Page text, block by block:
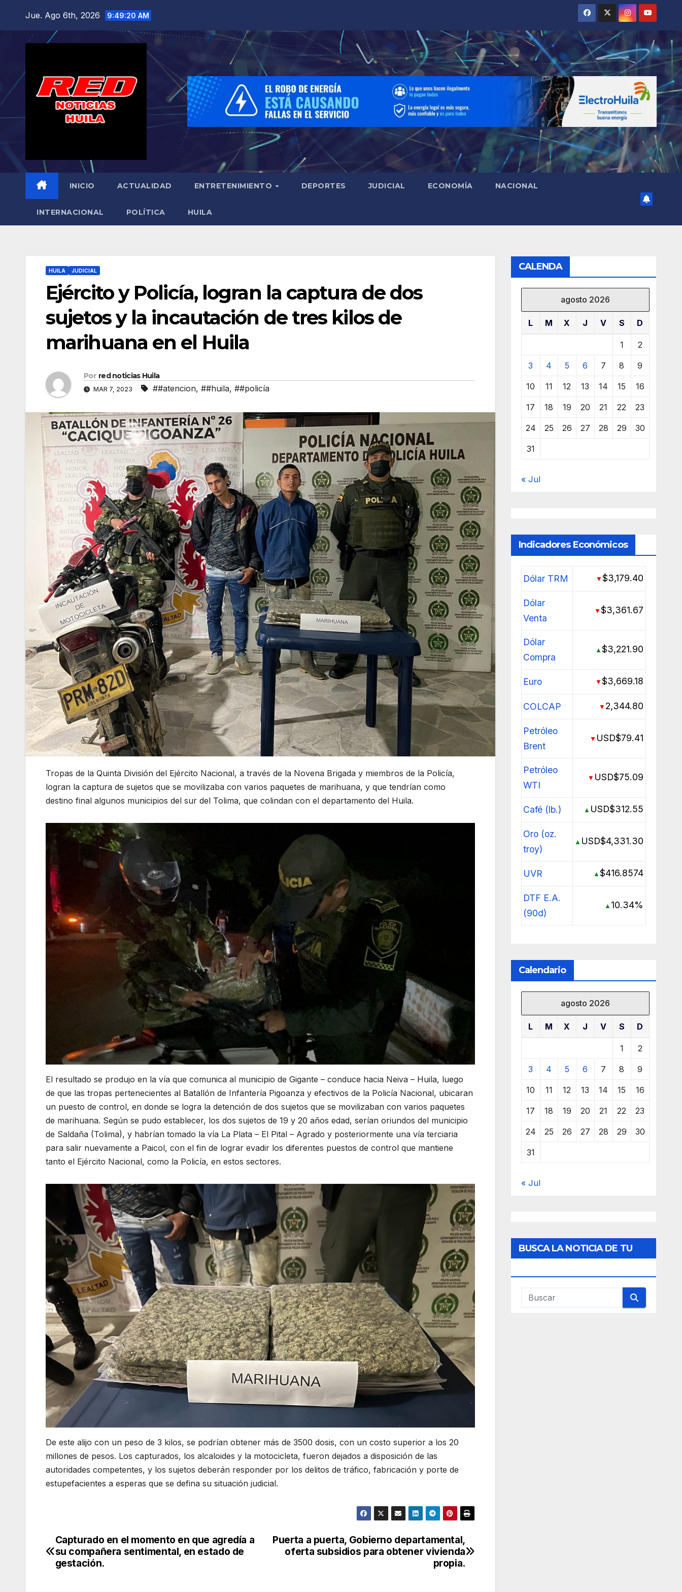
contenido
Jue. Ago 6th, 2026 9:49:22 AM
INICIO ACTUALIDAD ENTRETENIMIENTO DEPORTES JUDICIAL ECONOMÍA NACIONAL
INTERNACIONAL POLÍTICA HUILA
HUILA JUDICIAL
Ejército y Policía, logran la captura de dos
sujetos y la incautación de tres kilos de
marihuana en el Huila
Por red noticias Huila
MAR 7, 2023 ##atencion, ##huila, ##policía
Tropas de la Quinta División del Ejército Nacional, a través de la Novena Brigada y miembros de la Policía,
logran la captura de sujetos que se movilizaba con varios paquetes de marihuana, y que tendrían como
destino final algunos municipios del sur del Tolima, que colindan con el departamento del Huila.
El resultado se produjo en la vía que comunica al municipio de Gigante – conduce hacia Neiva – Huila, luego
de que las tropas pertenecientes al Batallón de Infantería Pigoanza y efectivos de la Policía Nacional, ubicaran
un puesto de control, en donde se logra la detención de dos sujetos que se movilizaban con varios paquetes
de marihuana. Según se pudo establecer, los dos sujetos de 19 y 20 años edad, serían oriundos del municipio
de Saldaña (Tolima), y habrían tomado la vía La Plata – El Pital – Agrado y posteriormente una vía terciaria
para salir nuevamente a Paicol, con el fin de lograr evadir los diferentes puestos de control que mantiene
tanto el Ejército Nacional, como la Policía, en estos sectores.
De este alijo con un peso de 3 kilos, se podrían obtener más de 3500 dosis, con un costo superior a los 20
millones de pesos. Los capturados, los alcaloides y la motocicleta, fueron dejados a disposición de las
autoridades competentes, y los sujetos deberán responder por los delitos de tráfico, fabricación y porte de
estupefacientes a esperas que se defina su situación judicial.
Navegación
de
Puerta a puerta, Gobierno departamental,
oferta subsidios para obtener vivienda
propia.
Capturado en el momento en que agredía a
su compañera sentimental, en estado de
gestación.
CALENDA
agosto 2026
L M X J V S D
1 2
3 4 5 6 7 8 9
10 11 12 13 14 15 16
17 18 19 20 21 22 23
24 25 26 27 28 29 30
31
« Jul
Indicadores Económicos
Dólar TRM ▼$3,179.40
Dólar
Venta
▼$3,361.67
Dólar
Compra
▲$3,221.90
Euro ▼$3,669.18
COLCAP ▼ 2,344.80
Petróleo
Brent
▼ USD$79.41
Petróleo
WTI
▼ USD$75.09
Café (lb.) ▲ USD$312.55
Oro (oz.
troy)
▲ USD$4,331.30
UVR ▲$416.8574
DTF E.A.
(90d)
▲ 10.34%
Calendario
agosto 2026
L M X J V S D
1 2
3 4 5 6 7 8 9
10 11 12 13 14 15 16
17 18 19 20 21 22 23
24 25 26 27 28 29 30
31
« Jul
BUSCA LA NOTICIA DE TU